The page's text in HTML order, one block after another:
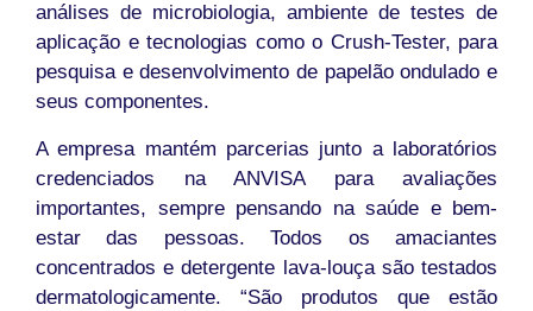
análises de microbiologia, ambiente de testes de
aplicação e tecnologias como o Crush-Tester, para
pesquisa e desenvolvimento de papelão ondulado e
seus componentes.
A empresa mantém parcerias junto a laboratórios
credenciados na ANVISA para avaliações
importantes, sempre pensando na saúde e bem-
estar das pessoas. Todos os amaciantes
concentrados e detergente lava-louça são testados
dermatologicamente. “São produtos que estão